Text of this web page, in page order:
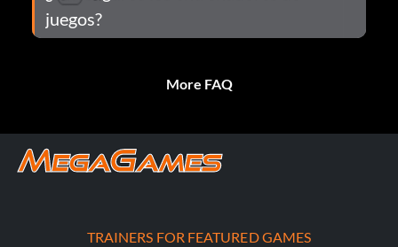
juegos?
More FAQ
TRAINERS FOR FEATURED GAMES